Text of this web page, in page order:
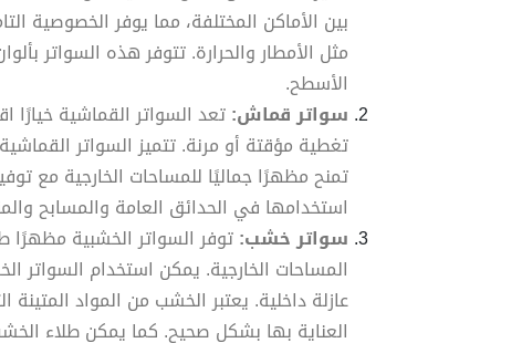
بين الأماكن المختلفة، مما يوفر الخصوصية
مثل الأمطار والحرارة. تتوفر هذه السواتر
الأسطح.
سواتر قماش:تعد السواتر القماشية خيارًا
تغطية مؤقتة أو مرنة. تتميز السواتر
تمنح مظهرًا جماليًا للمساحات الخارجية مع
استخدامها في الحدائق العامة والمسابح
سواتر خشب:توفر السواتر الخشبية
المساحات الخارجية. يمكن استخدام السواتر
عازلة داخلية. يعتبر الخشب من المواد
العناية بها بشكل صحيح. كما يمكن طلاء